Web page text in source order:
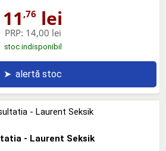
11 ,76 lei
PRP: 14,00 lei
stoc indisponibil
➤ alertă stoc
- Laurent Seksik